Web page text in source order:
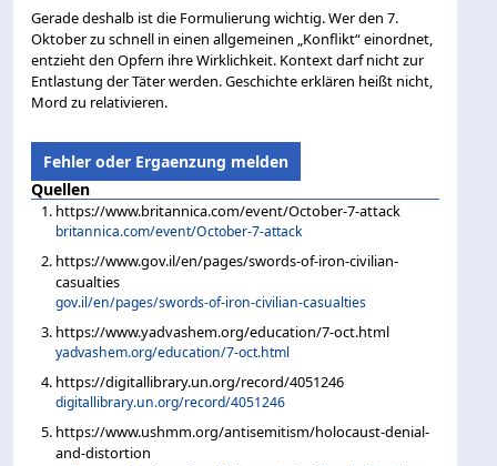
Gerade deshalb ist die Formulierung wichtig. Wer den 7.
Oktober zu schnell in einen allgemeinen „Konflikt“ einordnet,
entzieht den Opfern ihre Wirklichkeit. Kontext darf nicht zur
Entlastung der Täter werden. Geschichte erklären heißt nicht,
Mord zu relativieren.
Fehler oder Ergaenzung melden
Quellen
https://www.britannica.com/event/October-7-attack
britannica.com/event/October-7-attack
https://www.gov.il/en/pages/swords-of-iron-civilian-
casualties
gov.il/en/pages/swords-of-iron-civilian-casualties
https://www.yadvashem.org/education/7-oct.html
yadvashem.org/education/7-oct.html
https://digitallibrary.un.org/record/4051246
digitallibrary.un.org/record/4051246
https://www.ushmm.org/antisemitism/holocaust-denial-
and-distortion